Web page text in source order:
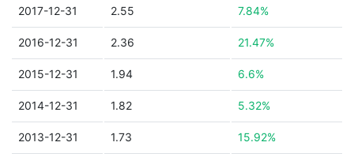
2017-12-31 2.55 7.84%
2016-12-31 2.36 21.47%
2015-12-31 1.94 6.6%
2014-12-31 1.82 5.32%
2013-12-31 1.73 15.92%